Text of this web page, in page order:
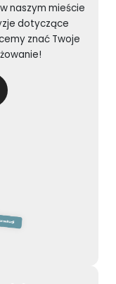
naszym mieście
dotyczące
znać Twoje